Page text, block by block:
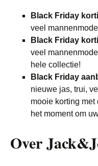
Black Friday
veel
Black Friday
veel
hele collectie!
Black Friday
nieuwe jas, trui,
mooie korting
het moment om
Over